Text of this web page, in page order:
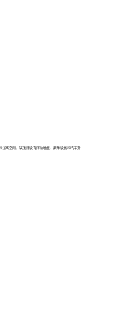
寓空间。该项目设有浮动地板、豪华设施和汽车升